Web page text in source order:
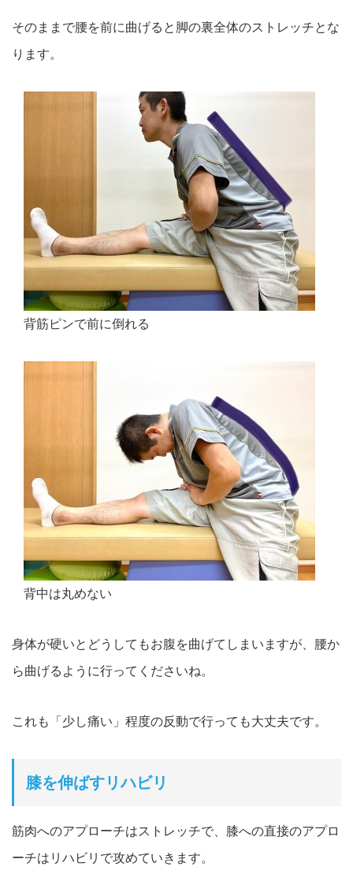
そのままで腰を前に曲げると脚の裏全体のストレッチとな
ります。
背筋ピンで前に倒れる
背中は丸めない
身体が硬いとどうしてもお腹を曲げてしまいますが、腰か
ら曲げるように行ってくださいね。
これも「少し痛い」程度の反動で行っても大丈夫です。
膝を伸ばすリハビリ
筋肉へのアプローチはストレッチで、膝への直接のアプロ
ーチはリハビリで攻めていきます。